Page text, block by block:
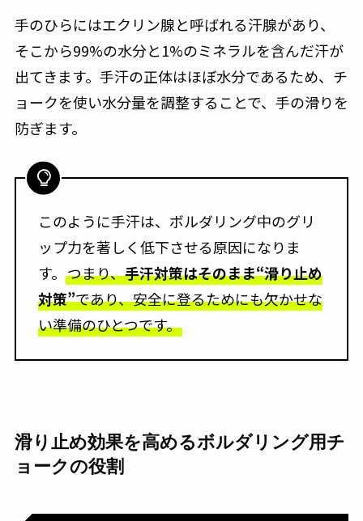
手のひらにはエクリン腺と呼ばれる汗腺があり、
そこから99%の水分と1%のミネラルを含んだ汗が
出てきます。手汗の正体はほぼ水分であるため、チ
ョークを使い水分量を調整することで、手の滑りを
防ぎます。
このように手汗は、ボルダリング中のグリ
ップ力を著しく低下させる原因になりま
す。 つまり、手汗対策はそのまま“滑り止め
対策”であり、安全に登るためにも欠かせな
い準備のひとつです。
滑り止め効果を高めるボルダリング用チ
ョークの役割